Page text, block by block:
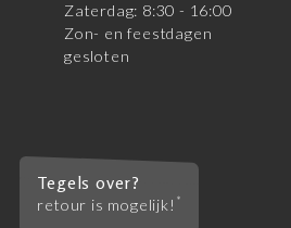
Zaterdag: 8:30 - 16:00
Zon- en feestdagen
gesloten
Tegels over?
retour is mogelijk! *